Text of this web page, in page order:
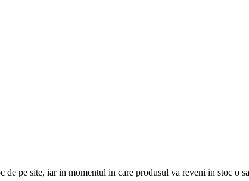
pe site, iar in momentul in care produsul va reveni in stoc o